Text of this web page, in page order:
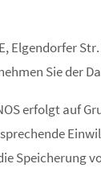
Elgendorfer
Sie der
erfolgt auf
Speicherung